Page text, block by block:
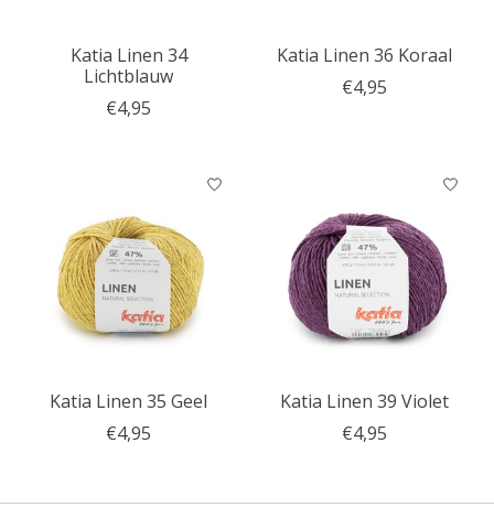
Katia Linen 34
Lichtblauw
€4,95
Katia Linen 36 Koraal
€4,95
Katia Linen 35 Geel
€4,95
Katia Linen 39 Violet
€4,95